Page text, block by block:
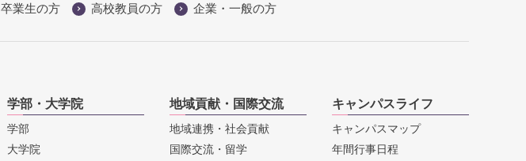
卒業生の方 高校教員の方 企業・一般の方
学部・大学院
学部
大学院
地域貢献・国際交流
地域連携・社会貢献
国際交流・留学
キャンパスライフ
キャンパスマップ
年間行事日程